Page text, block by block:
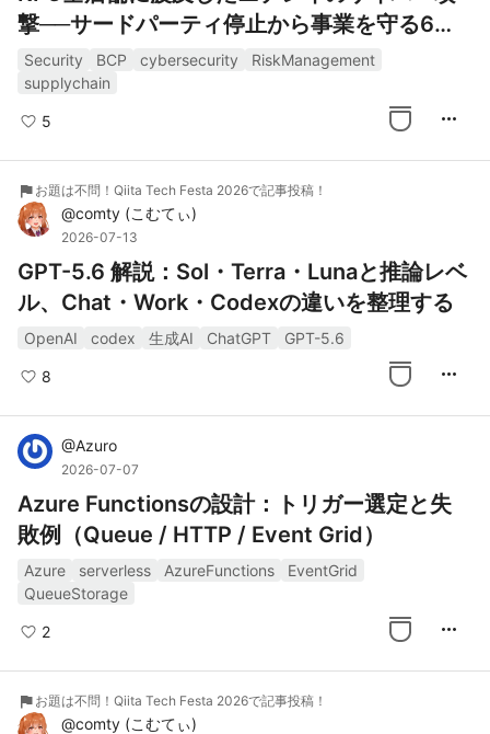
撃──サードパーティ停止から事業を守る6つ
の設計
Security BCP cybersecurity
RiskManagement
supplychain
5 more_horiz
flag お題は不問！Qiita Tech Festa 2026で記事投稿！
@comty (こむてぃ)
2026-07-13
GPT-5.6 解説：Sol・Terra・Lunaと推論レベ
ル、Chat・Work・Codexの違いを整理する
OpenAI codex 生成AI ChatGPT GPT-5.6
8 more_horiz
@Azuro
2026-07-07
Azure Functionsの設計：トリガー選定と失
敗例（Queue / HTTP / Event Grid）
Azure serverless AzureFunctions
EventGrid
QueueStorage
2 more_horiz
flag お題は不問！Qiita Tech Festa 2026で記事投稿！
@comty (こむてぃ)